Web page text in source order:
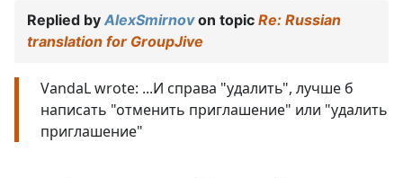
Replied by AlexSmirnovon topic Re: Russian
translation for GroupJive
VandaL wrote: ...И справа "удалить", лучше б
написать "отменить приглашение" или "удалить
приглашение"